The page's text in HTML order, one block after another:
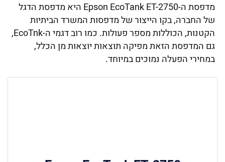
מדפסת ה-Epson EcoTank ET-2750 היא מדפסת הדגל
של החברה, בקו הייצור של מדפסות המשרד הביתיות
הקטנות, הכוללות מספר פעולות. כמו רוב דגמי ה-EcoTnk,
גם המדפסת הזאת מפיקה תוצאות יוצאות מן הכלל,
במחירי הפעלה נמוכים במיוחד.